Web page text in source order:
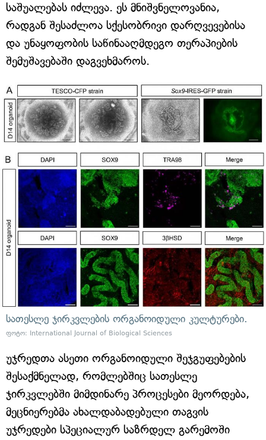
საშუალებას იძლევა. ეს მნიშვნელოვანია,
რადგან შესაძლოა სქესობრივი დარღვევებისა
და უნაყოფობის საწინააღმდეგო თერაპიების
შემუშავებაში დაგვეხმაროს.
სათესლე ჯირკვლების ორგანოიდული კულტურები.
ფოტო: International Journal of Biological Sciences
უჯრედთა ასეთი ორგანოიდული შეჯგუფებების
შესაქმნელად, რომლებშიც სათესლე
ჯირკვლებში მიმდინარე პროცესები მეორდება,
მეცნიერებმა ახალდაბადებული თაგვის
უჯრედები სპეციალურ საზრდელ გარემოში